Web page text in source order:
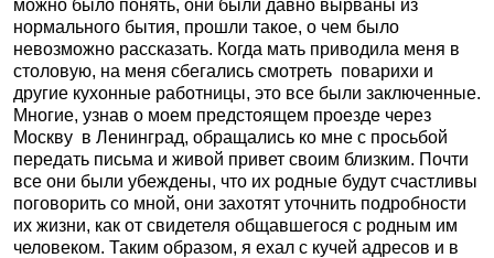
можно было понять, они были давно вырваны из
нормального бытия, прошли такое, о чем было
невозможно рассказать. Когда мать приводила меня в
столовую, на меня сбегались смотреть поварихи и
другие кухонные работницы, это все были заключенные.
Многие, узнав о моем предстоящем проезде через
Москву в Ленинград, обращались ко мне с просьбой
передать письма и живой привет своим близким. Почти
все они были убеждены, что их родные будут счастливы
поговорить со мной, они захотят уточнить подробности
их жизни, как от свидетеля общавшегося с родным им
человеком. Таким образом, я ехал с кучей адресов и в